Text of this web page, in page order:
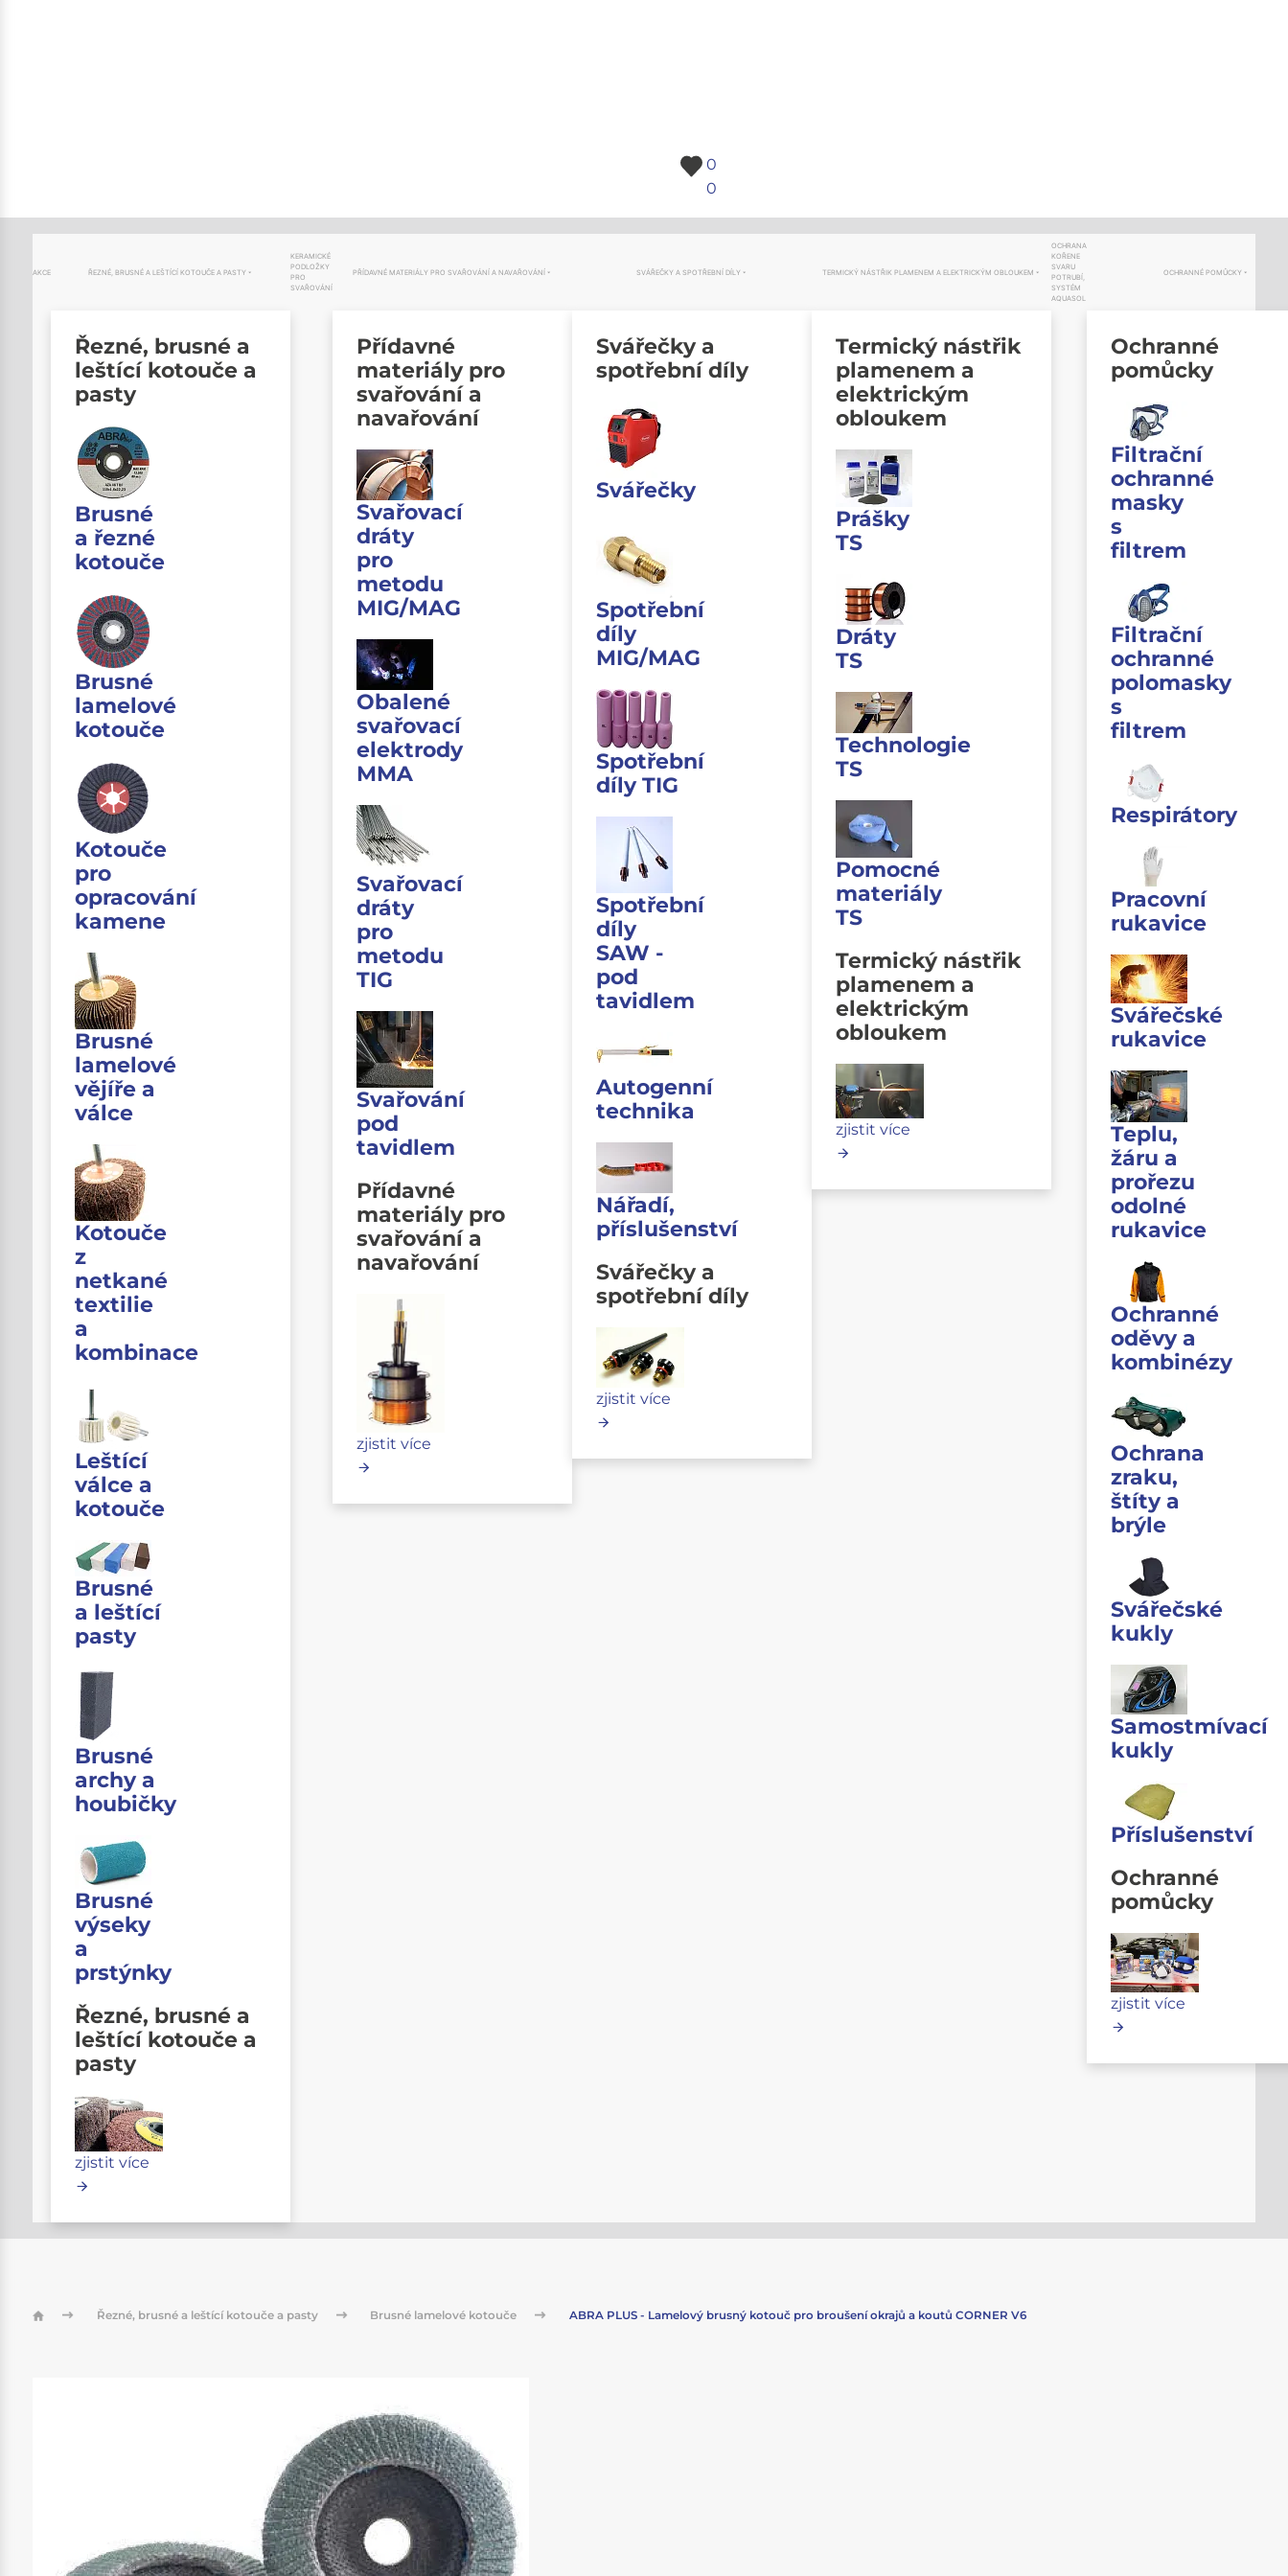
0
0
AKCE ŘEZNÉ, BRUSNÉ A LEŠTÍCÍ KOTOUČE A PASTY
Řezné, brusné a
leštící kotouče a
pasty
Brusné
a řezné
kotouče
Brusné
lamelové
kotouče
Kotouče
pro
opracování
kamene
Brusné
lamelové
vějíře a
válce
Kotouče
z
netkané
textilie
a
kombinace
Leštící
válce a
kotouče
Brusné
a leštící
pasty
Brusné
archy a
houbičky
Brusné
výseky
a
prstýnky
Řezné, brusné a
leštící kotouče a
pasty
zjistit více
KERAMICKÉ
PODLOŽKY
PRO
SVAŘOVÁNÍ
PŘÍDAVNÉ MATERIÁLY PRO SVAŘOVÁNÍ A NAVAŘOVÁNÍ
Přídavné
materiály pro
svařování a
navařování
Svařovací
dráty
pro
metodu
MIG/MAG
Obalené
svařovací
elektrody
MMA
Svařovací
dráty
pro
metodu
TIG
Svařování
pod
tavidlem
Přídavné
materiály pro
svařování a
navařování
zjistit více
SVÁŘEČKY A SPOTŘEBNÍ DÍLY
Svářečky a
spotřební díly
Svářečky
Spotřební
díly
MIG/MAG
Spotřební
díly TIG
Spotřební
díly
SAW -
pod
tavidlem
Autogenní
technika
Nářadí,
příslušenství
Svářečky a
spotřební díly
zjistit více
TERMICKÝ NÁSTŘIK PLAMENEM A ELEKTRICKÝM OBLOUKEM
Termický nástřik
plamenem a
elektrickým
obloukem
Prášky
TS
Dráty
TS
Technologie
TS
Pomocné
materiály
TS
Termický nástřik
plamenem a
elektrickým
obloukem
zjistit více
OCHRANA
KOŘENE
SVARU
POTRUBÍ,
SYSTÉM
AQUASOL
OCHRANNÉ POMŮCKY
Ochranné
pomůcky
Filtrační
ochranné
masky
s
filtrem
Filtrační
ochranné
polomasky
s
filtrem
Respirátory
Pracovní
rukavice
Svářečské
rukavice
Teplu,
žáru a
prořezu
odolné
rukavice
Ochranné
oděvy a
kombinézy
Ochrana
zraku,
štíty a
brýle
Svářečské
kukly
Samostmívací
kukly
Příslušenství
Ochranné
pomůcky
zjistit více
Řezné, brusné a leštící kotouče a pasty Brusné lamelové kotouče ABRA PLUS - Lamelový brusný kotouč pro broušení okrajů a koutů CORNER V6